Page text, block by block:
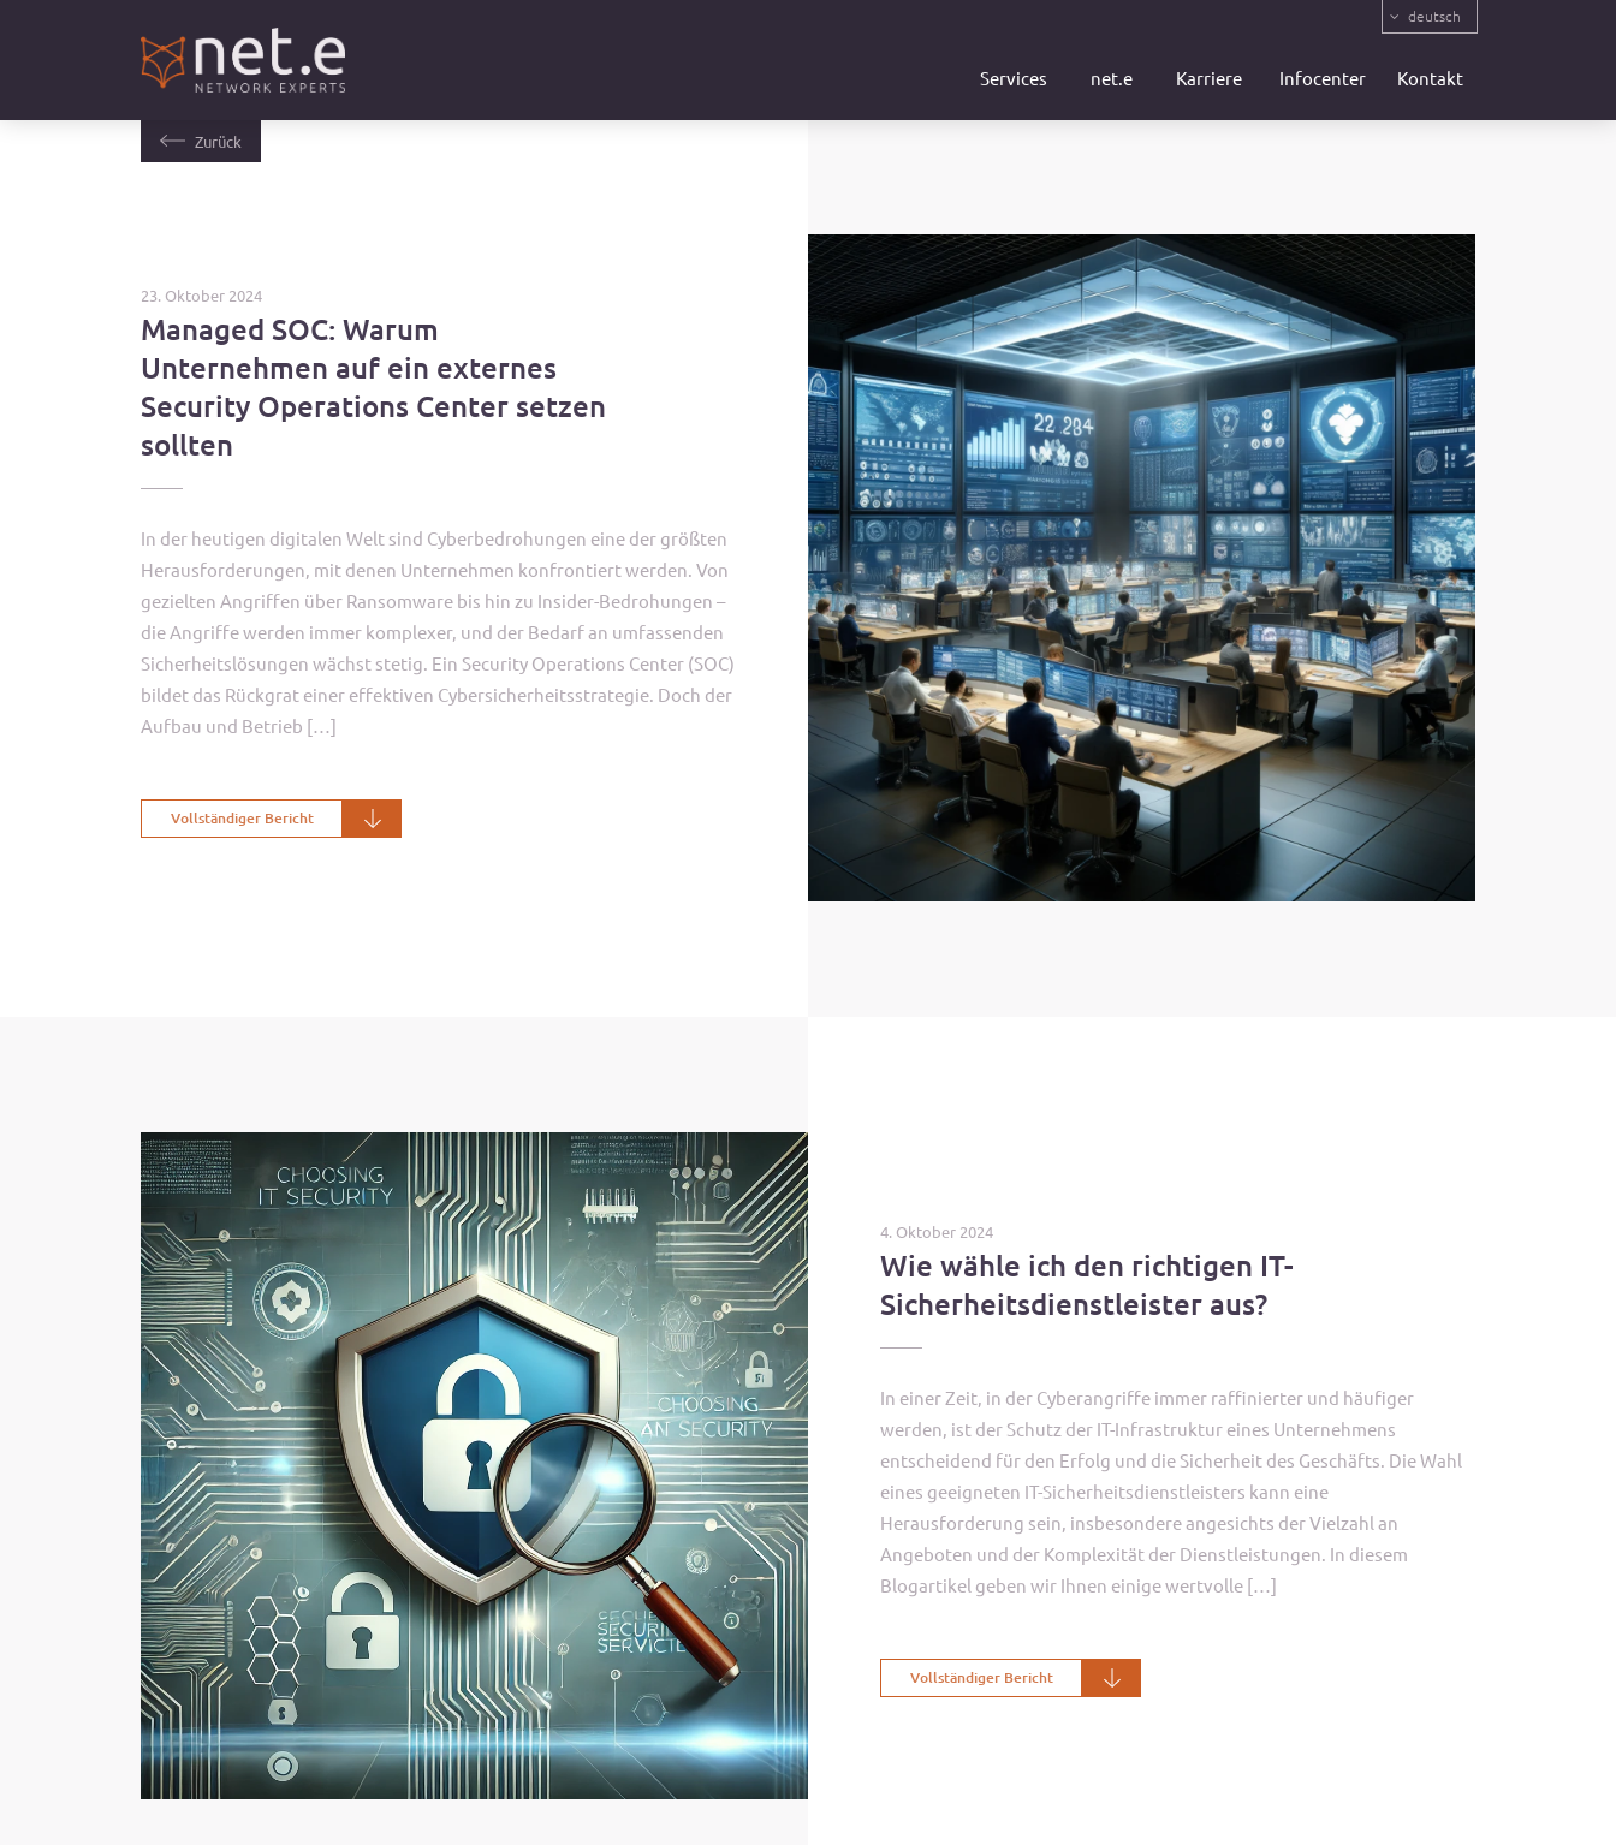
deutsch
Services net.e Karriere Infocenter Kontakt
Zurück
23. Oktober 2024
Managed SOC: Warum
Unternehmen auf ein externes
Security Operations Center setzen
sollten
In der heutigen digitalen Welt sind Cyberbedrohungen eine der größten
Herausforderungen, mit denen Unternehmen konfrontiert werden. Von
gezielten Angriffen über Ransomware bis hin zu Insider-Bedrohungen –
die Angriffe werden immer komplexer, und der Bedarf an umfassenden
Sicherheitslösungen wächst stetig. Ein Security Operations Center (SOC)
bildet das Rückgrat einer effektiven Cybersicherheitsstrategie. Doch der
Aufbau und Betrieb […]
Vollständiger Bericht
4. Oktober 2024
Wie wähle ich den richtigen IT-
Sicherheitsdienstleister aus?
In einer Zeit, in der Cyberangriffe immer raffinierter und häufiger
werden, ist der Schutz der IT-Infrastruktur eines Unternehmens
entscheidend für den Erfolg und die Sicherheit des Geschäfts. Die Wahl
eines geeigneten IT-Sicherheitsdienstleisters kann eine
Herausforderung sein, insbesondere angesichts der Vielzahl an
Angeboten und der Komplexität der Dienstleistungen. In diesem
Blogartikel geben wir Ihnen einige wertvolle […]
Vollständiger Bericht